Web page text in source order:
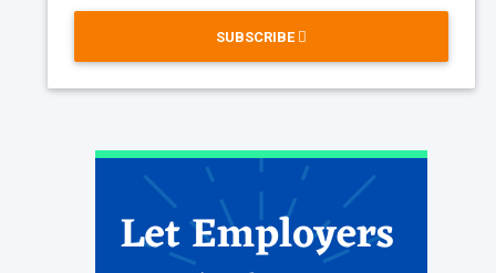
SUBSCRIBE